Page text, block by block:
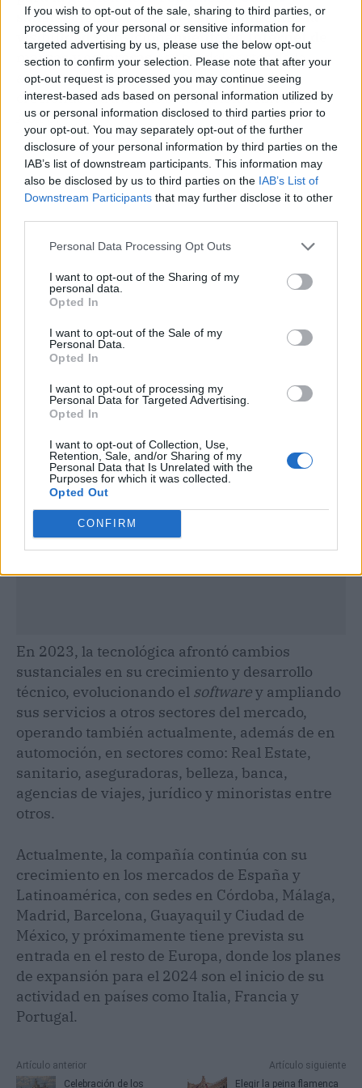
If you wish to opt-out of the sale, sharing to third parties, or
processing of your personal or sensitive information for
targeted advertising by us, please use the below opt-out
section to confirm your selection. Please note that after your
opt-out request is processed you may continue seeing
interest-based ads based on personal information utilized by
us or personal information disclosed to third parties prior to
your opt-out. You may separately opt-out of the further
disclosure of your personal information by third parties on the
IAB’s list of downstream participants. This information may
also be disclosed by us to third parties on the IAB’s List of
Downstream Participants that may further disclose it to other
Personal Data Processing Opt Outs
I want to opt-out of the Sharing of my
personal data.
Opted In
I want to opt-out of the Sale of my
Personal Data.
Opted In
I want to opt-out of processing my
Personal Data for Targeted Advertising.
Opted In
I want to opt-out of Collection, Use,
Retention, Sale, and/or Sharing of my
Personal Data that Is Unrelated with the
Purposes for which it was collected.
Opted Out
CONFIRM
satisfacción de clientes y para aumentar la
visibilidad y posicionamiento en Internet de
marcas y empresasdentro del sector de la
automoción, donde continúa operando y
creciendo a través de su división TRIKOMER
AUTO.
Publicidad
En 2023, la tecnológica afrontó cambios
sustanciales en su crecimiento y desarrollo
técnico, evolucionando el softwarey ampliando
sus servicios a otros sectores del mercado,
operando también actualmente, además de en
automoción, en sectores como: Real Estate,
sanitario, aseguradoras, belleza, banca,
agencias de viajes, jurídico y minoristas entre
otros.
Actualmente, la compañía continúa con su
crecimiento en los mercados de España y
Latinoamérica, con sedes en Córdoba, Málaga,
Madrid, Barcelona, Guayaquil y Ciudad de
México, y próximamente tiene prevista su
entrada en el resto de Europa, donde los planes
de expansión para el 2024 son el inicio de su
actividad en países como Italia, Francia y
Portugal.
Artículo anterior
Celebración de los
Artículo siguiente
Elegir la peina flamenca